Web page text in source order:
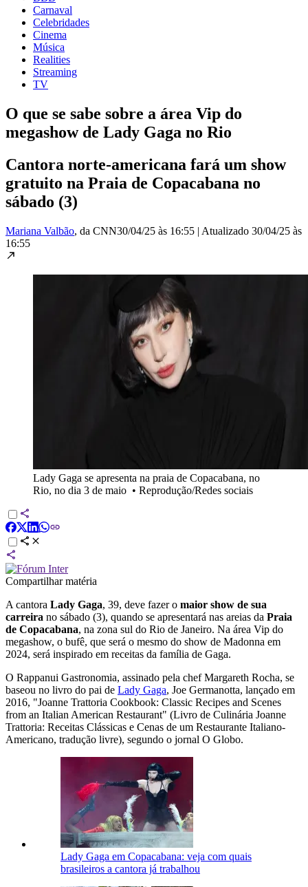
Carnaval
Celebridades
Cinema
Música
Realities
Streaming
TV
O que se sabe sobre a área Vip do
megashow de Lady Gaga no Rio
Cantora norte-americana fará um show
gratuito na Praia de Copacabana no
sábado (3)
Mariana Valbão, da CNN30/04/25 às 16:55 | Atualizado 30/04/25 às
16:55
Lady Gaga se apresenta na praia de Copacabana, no
Rio, no dia 3 de maio • Reprodução/Redes sociais
Compartilhar matéria
A cantora Lady Gaga, 39, deve fazer o maior show de sua
carreira no sábado (3), quando se apresentará nas areias da Praia
de Copacabana, na zona sul do Rio de Janeiro. Na área Vip do
megashow, o bufê, que será o mesmo do show de Madonna em
2024, será inspirado em receitas da família de Gaga.
O Rappanui Gastronomia, assinado pela chef Margareth Rocha, se
baseou no livro do pai de Lady Gaga, Joe Germanotta, lançado em
2016, "Joanne Trattoria Cookbook: Classic Recipes and Scenes
from an Italian American Restaurant" (Livro de Culinária Joanne
Trattoria: Receitas Clássicas e Cenas de um Restaurante Italiano-
Americano, tradução livre), segundo o jornal O Globo.
Lady Gaga em Copacabana: veja com quais
brasileiros a cantora já trabalhou